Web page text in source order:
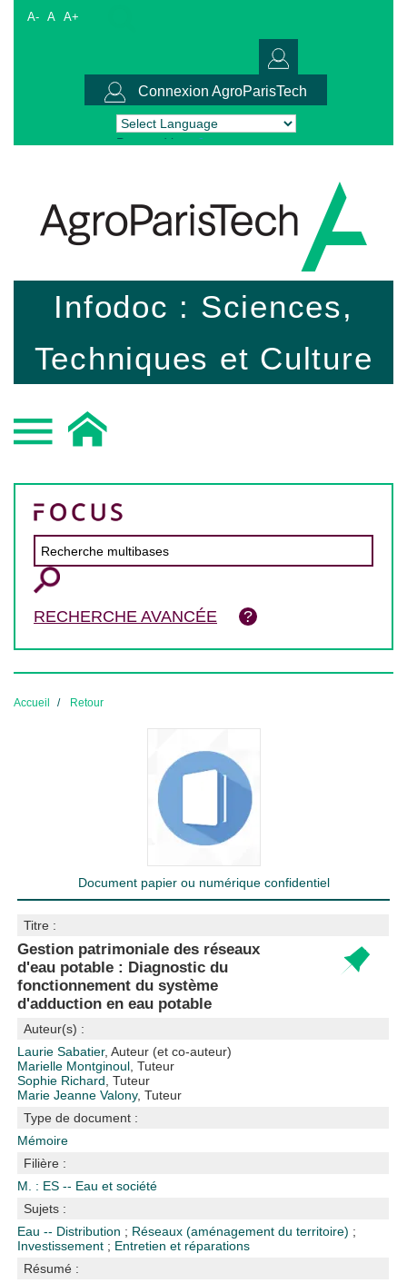
A- A A+
Connexion AgroParisTech
Powered by Translate
Infodoc : Sciences,
Techniques et Culture
RECHERCHE AVANCÉE
Accueil Retour
Document papier ou numérique confidentiel
Titre :
Gestion patrimoniale des réseaux
d'eau potable : Diagnostic du
fonctionnement du système
d'adduction en eau potable
Auteur(s) :
Laurie Sabatier, Auteur (et co-auteur)
Marielle Montginoul , Tuteur
Sophie Richard , Tuteur
Marie Jeanne Valony, Tuteur
Type de document :
Mémoire
Filière :
M. : ES -- Eau et société
Sujets :
Eau -- Distribution ; Réseaux (aménagement du territoire) ;
Investissement ; Entretien et réparations
Résumé :